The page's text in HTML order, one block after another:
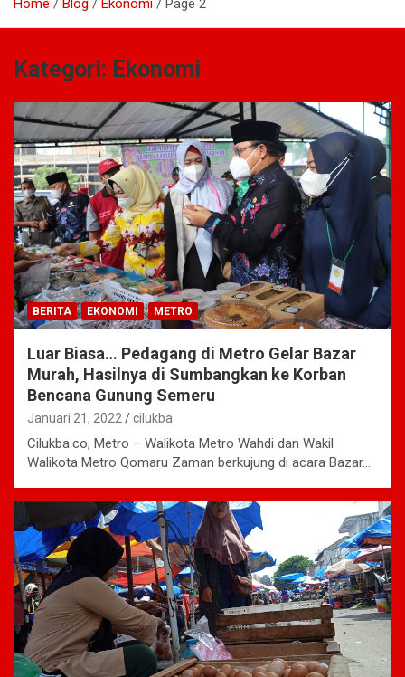
Home Blog Ekonomi Page 2
Kategori: Ekonomi
BERITA EKONOMI METRO
Luar Biasa… Pedagang di Metro Gelar Bazar
Murah, Hasilnya di Sumbangkan ke Korban
Bencana Gunung Semeru
Januari 21, 2022 cilukba
Cilukba.co, Metro – Walikota Metro Wahdi dan Wakil
Walikota Metro Qomaru Zaman berkujung di acara Bazar…